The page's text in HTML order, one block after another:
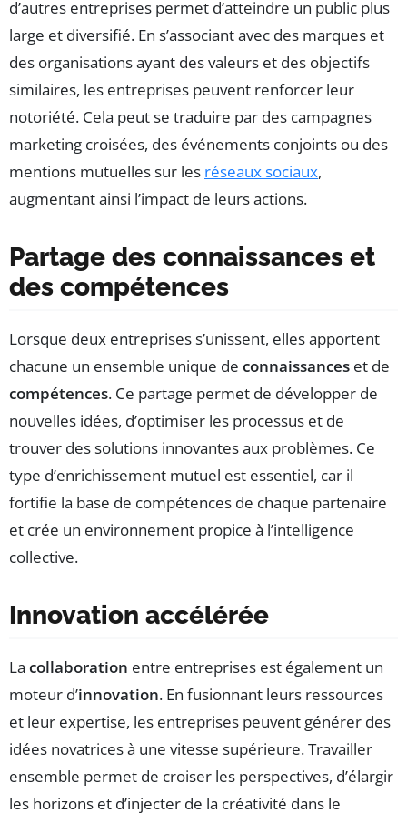
d’autres entreprises permet d’atteindre un public plus
large et diversifié. En s’associant avec des marques et
des organisations ayant des valeurs et des objectifs
similaires, les entreprises peuvent renforcer leur
notoriété. Cela peut se traduire par des campagnes
marketing croisées, des événements conjoints ou des
mentions mutuelles sur les réseaux sociaux,
augmentant ainsi l’impact de leurs actions.
Partage des connaissances et
des compétences
Lorsque deux entreprises s’unissent, elles apportent
chacune un ensemble unique de connaissances et de
compétences. Ce partage permet de développer de
nouvelles idées, d’optimiser les processus et de
trouver des solutions innovantes aux problèmes. Ce
type d’enrichissement mutuel est essentiel, car il
fortifie la base de compétences de chaque partenaire
et crée un environnement propice à l’intelligence
collective.
Innovation accélérée
La collaboration entre entreprises est également un
moteur d’innovation. En fusionnant leurs ressources
et leur expertise, les entreprises peuvent générer des
idées novatrices à une vitesse supérieure. Travailler
ensemble permet de croiser les perspectives, d’élargir
les horizons et d’injecter de la créativité dans le